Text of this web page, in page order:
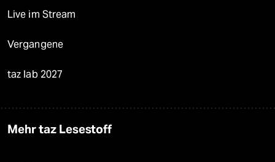
Live im Stream
Vergangene
taz lab 2027
Mehr taz Lesestoff